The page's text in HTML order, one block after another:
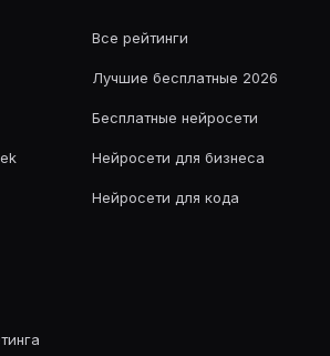
Все рейтинги
Лучшие бесплатные 2026
Бесплатные нейросети
Нейросети для бизнеса
Нейросети для кода